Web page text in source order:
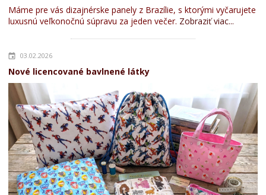
Máme pre vás dizajnérske panely z Brazílie, s ktorými vyčarujete
luxusnú veľkonočnú súpravu za jeden večer. Zobraziť viac...
03.02.2026
Nové licencované bavlnené látky